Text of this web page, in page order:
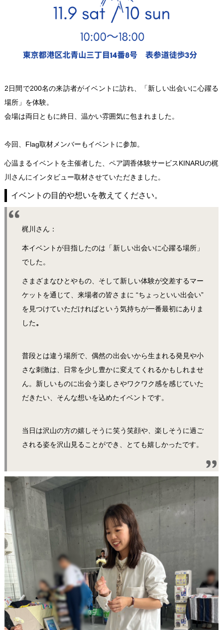
2日間で200名の来訪者がイベントに訪れ、「新しい出会いに心躍る
場所」を体験。
会場は両日ともに終日、温かい雰囲気に包まれました。
今回、Flag取材メンバーもイベントに参加。
心温まるイベントを主催者した、ペア調香体験サービスKINARUの梶
川さんにインタビュー取材させていただきました。
イベントの目的や想いを教えてください。
梶川さん：
本イベントが目指したのは「新しい出会いに心躍る場所」
でした。
さまざまなひとやもの、そして新しい体験が交差するマー
ケットを通じて、来場者の皆さまに “ちょっといい出会い”
を見つけていただければという気持ちが一番最初にありま
した。
普段とは違う場所で、偶然の出会いから生まれる発見や小
さな刺激は、日常を少し豊かに変えてくれるかもしれませ
ん。新しいものに出会う楽しさやワクワク感を感じていた
だきたい、そんな想いを込めたイベントです。
当日は沢山の方の嬉しそうに笑う笑顔や、楽しそうに過ご
される姿を沢山見ることができ、とても嬉しかったです。